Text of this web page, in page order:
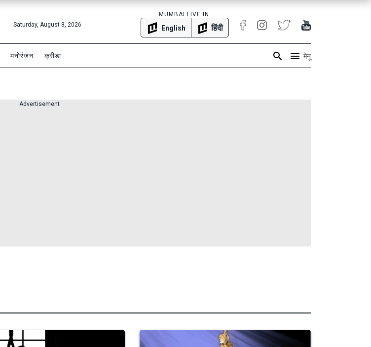
Saturday, August 8, 2026
MUMBAI LIVE IN:
English हिंदी
मनोरंजन क्रीडा मेनू
Advertisement